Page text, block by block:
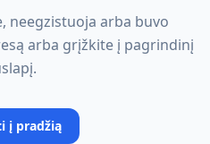
neegzistuoja arba buvo
arba grįžkite į pagrindinį
į pradžią